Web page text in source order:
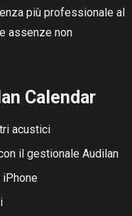
più professionale al
assenze non
Calendar
acustici
il gestionale Audilan